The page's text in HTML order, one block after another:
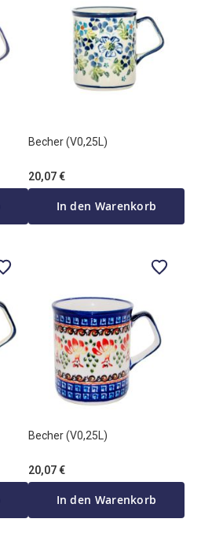
Becher (V0,25L)
20,07 €
In den Warenkorb
Becher (V0,25L)
20,07 €
In den Warenkorb